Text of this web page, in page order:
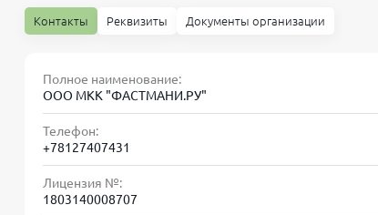
Необходимые документы
доходах.
Параметр
Сумма займа
Контакты Реквизиты Документы организации
Полное наименование:
ООО МКК "ФАСТМАНИ.РУ"
Телефон:
+78127407431
Лицензия №:
1803140008707